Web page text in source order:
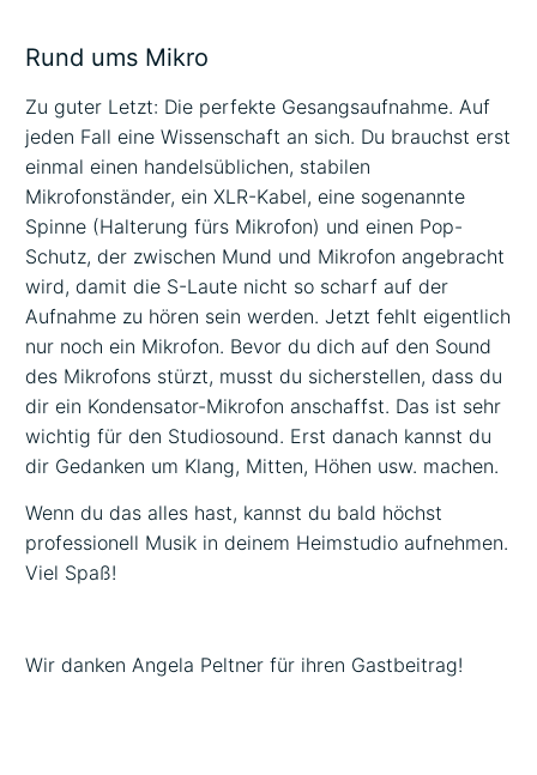
Rund ums Mikro
Zu guter Letzt: Die perfekte Gesangsaufnahme. Auf
jeden Fall eine Wissenschaft an sich. Du brauchst erst
einmal einen handelsüblichen, stabilen
Mikrofonständer, ein XLR-Kabel, eine sogenannte
Spinne (Halterung fürs Mikrofon) und einen Pop-
Schutz, der zwischen Mund und Mikrofon angebracht
wird, damit die S-Laute nicht so scharf auf der
Aufnahme zu hören sein werden. Jetzt fehlt eigentlich
nur noch ein Mikrofon. Bevor du dich auf den Sound
des Mikrofons stürzt, musst du sicherstellen, dass du
dir ein Kondensator-Mikrofon anschaffst. Das ist sehr
wichtig für den Studiosound. Erst danach kannst du
dir Gedanken um Klang, Mitten, Höhen usw. machen.
Wenn du das alles hast, kannst du bald höchst
professionell Musik in deinem Heimstudio aufnehmen.
Viel Spaß!
Wir danken Angela Peltner für ihren Gastbeitrag!